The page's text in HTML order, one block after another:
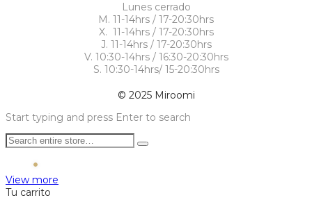
Lunes cerrado
M. 11-14hrs / 17-20:30hrs
X. 11-14hrs / 17-20:30hrs
J. 11-14hrs / 17-20:30hrs
V. 10:30-14hrs / 16:30-20:30hrs
S. 10:30-14hrs/ 15-20:30hrs
© 2025 Miroomi
Start typing and press Enter to search
View more
Tu carrito